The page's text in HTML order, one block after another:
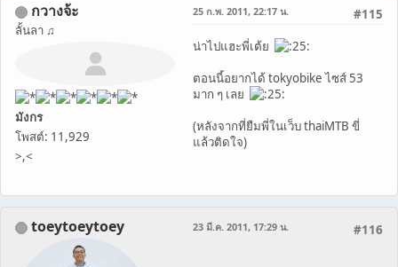
กวางจ้ะ
ลั้นลา ♫
มังกร
โพสต์: 11,929
>,<
#115
25 ก.พ. 2011, 22:17 น.
น่าไปแฮะพี่เต้ย
ตอนนี้อยากได้ tokyobike ไซส์ 53
มาก ๆ เลย
(หลังจากที่ยืมพี่ในเว็บ thaiMTB ขี่
แล้วติดใจ)
toeytoeytoey #116
23 มี.ค. 2011, 17:29 น.